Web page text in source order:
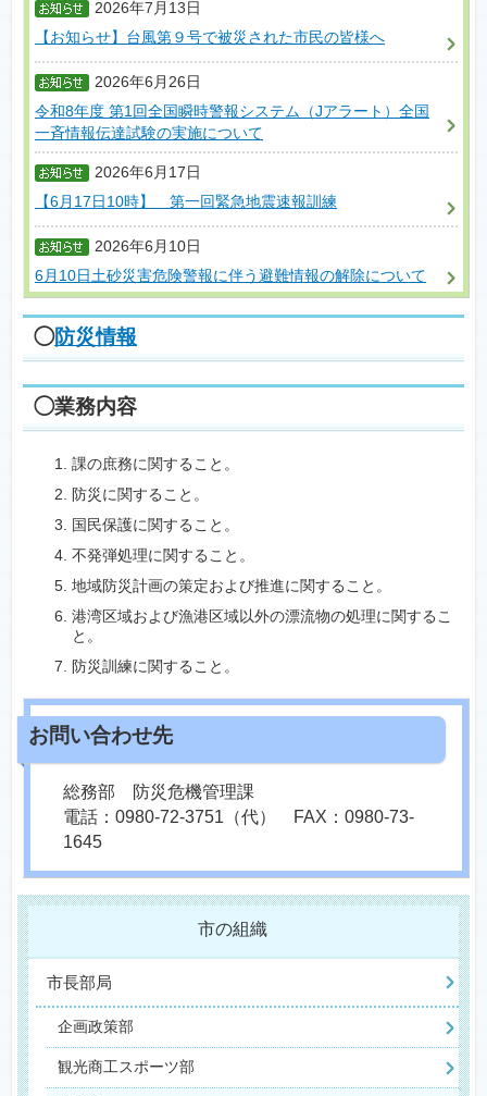
2026年7月13日
【お知らせ】台風第９号で被災された市民の皆様へ
2026年6月26日
令和8年度 第1回全国瞬時警報システム（Jアラート）全国
一斉情報伝達試験の実施について
2026年6月17日
【6月17日10時】 第一回緊急地震速報訓練
2026年6月10日
6月10日土砂災害危険警報に伴う避難情報の解除について
◯防災情報
◯業務内容
課の庶務に関すること。
防災に関すること。
国民保護に関すること。
不発弾処理に関すること。
地域防災計画の策定および推進に関すること。
港湾区域および漁港区域以外の漂流物の処理に関するこ
と。
防災訓練に関すること。
総務部 防災危機管理課
電話：0980-72-3751（代） FAX：0980-73-
1645
市の組織
市長部局
企画政策部
観光商工スポーツ部